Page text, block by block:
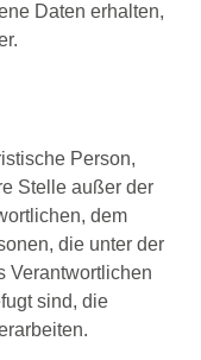
Daten erhalten,
Person,
Stelle außer der
dem
die unter der
Verantwortlichen
sind, die